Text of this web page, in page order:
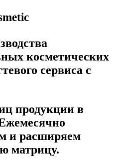
косметических
сервиса с
продукции в
и расширяем
матрицу.